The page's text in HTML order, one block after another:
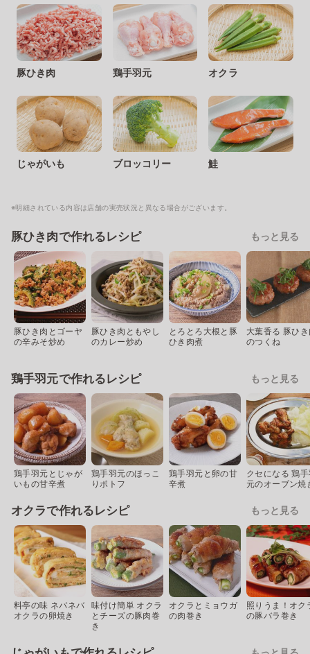
豚ひき肉 鶏手羽元 オクラ
じゃがいも ブロッコリー 鮭
※明細されている内容は店舗の実売状況と異なる場合がございます。
豚ひき肉で作れるレシピ もっと見る
豚ひき肉とゴーヤ
の辛みそ炒め
豚ひき肉ともやし
のカレー炒め
とろとろ大根と豚
ひき肉煮
大葉香る 豚ひ
のつくね
鶏手羽元で作れるレシピ もっと見る
鶏手羽元とじゃが
いもの甘辛煮
鶏手羽元のほっこ
りポトフ
鶏手羽元と卵の甘
辛煮
クセになる 鶏
元のオーブン焼
オクラで作れるレシピ もっと見る
料亭の味 ネバネバ
オクラの卵焼き
味付け簡単 オクラ
とチーズの豚肉巻
き
オクラとミョウガ
の肉巻き
照りうま！オク
の豚バラ巻き